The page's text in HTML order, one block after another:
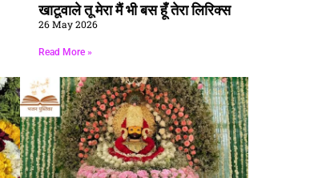
खाटूवाले तू मेरा मैं भी बस हूँ तेरा लिरिक्स
26 May 2026
Read More »